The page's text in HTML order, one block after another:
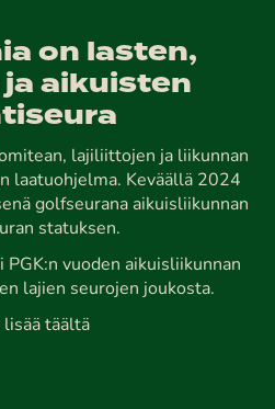
on lasten,
aikuisten
lajiliittojen ja liikunnan
laatuohjelma. Keväällä 2024
golfseurana aikuisliikunnan
statuksen.
vuoden aikuisliikunnan
lajien seurojen joukosta.
lisää täältä